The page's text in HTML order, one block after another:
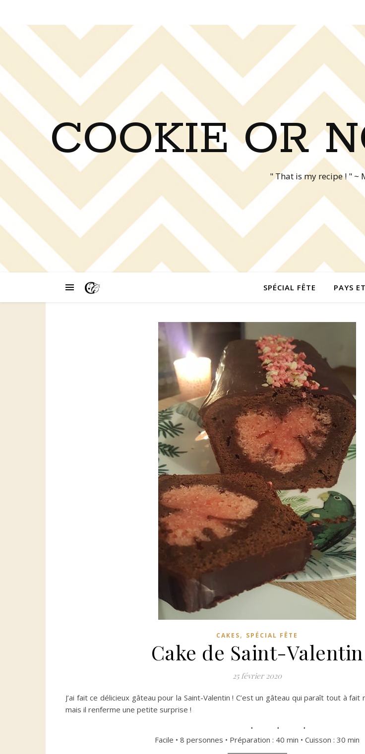
COOKIE OR
" That is my recipe ! " ~
SPÉCIAL FÊTE PAYS
CAKES, SPÉCIAL FÊTE
Cake de Saint-Valentin
25 février 2020
J’ai fait ce délicieux gâteau pour la Saint-Valentin ! C’est un gâteau qui paraît tout à
mais il renferme une petite surprise !
Facile • 8 personnes • Préparation : 40 min • Cuisson : 30 min